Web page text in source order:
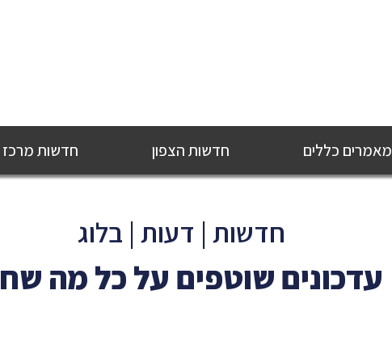
מאמרים כללים חדשות הצפון חדשות מרכז
חדשות | דעות | בלוג
עדכונים שוטפים על כל מה